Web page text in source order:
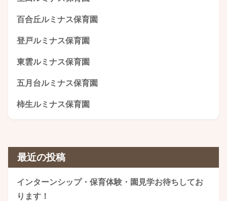
百合丘ルミナス保育園
登戸ルミナス保育園
東雲ルミナス保育園
五月台ルミナス保育園
柿生ルミナス保育園
最近の投稿
インターンシップ・保育体験・園見学お待ちしてお
ります！